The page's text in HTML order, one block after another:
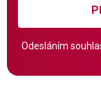
Odesláním